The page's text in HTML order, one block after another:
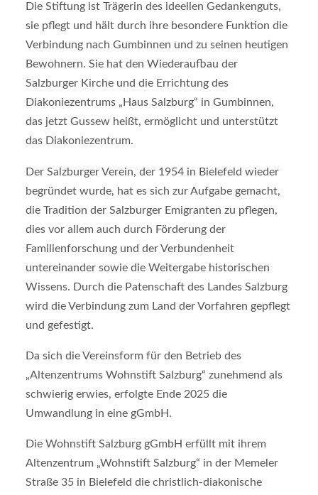
Die Stiftung ist Trägerin des ideellen Gedankenguts,
sie pflegt und hält durch ihre besondere Funktion die
Verbindung nach Gumbinnen und zu seinen heutigen
Bewohnern. Sie hat den Wiederaufbau der
Salzburger Kirche und die Errichtung des
Diakoniezentrums „Haus Salzburg“ in Gumbinnen,
das jetzt Gussew heißt, ermöglicht und unterstützt
das Diakoniezentrum.
Der Salzburger Verein, der 1954 in Bielefeld wieder
begründet wurde, hat es sich zur Aufgabe gemacht,
die Tradition der Salzburger Emigranten zu pflegen,
dies vor allem auch durch Förderung der
Familienforschung und der Verbundenheit
untereinander sowie die Weitergabe historischen
Wissens. Durch die Patenschaft des Landes Salzburg
wird die Verbindung zum Land der Vorfahren gepflegt
und gefestigt.
Da sich die Vereinsform für den Betrieb des
„Altenzentrums Wohnstift Salzburg“ zunehmend als
schwierig erwies, erfolgte Ende 2025 die
Umwandlung in eine gGmbH.
Die Wohnstift Salzburg gGmbH erfüllt mit ihrem
Altenzentrum „Wohnstift Salzburg“ in der Memeler
Straße 35 in Bielefeld die christlich-diakonische